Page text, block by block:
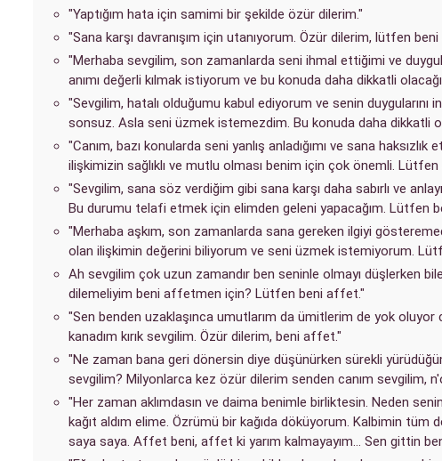
"Yaptığım hata için samimi bir şekilde özür dilerim."
"Sana karşı davranışım için utanıyorum. Özür dilerim, lütfen
"Merhaba sevgilim, son zamanlarda seni ihmal ettiğimi ve
anımı değerli kılmak istiyorum ve bu konuda daha dikkatli
"Sevgilim, hatalı olduğumu kabul ediyorum ve senin
sonsuz. Asla seni üzmek istemezdim. Bu konuda daha dikkatli
"Canım, bazı konularda seni yanlış anladığımı ve sana
ilişkimizin sağlıklı ve mutlu olması benim için çok önemli.
"Sevgilim, sana söz verdiğim gibi sana karşı daha sabırlı ve
Bu durumu telafi etmek için elimden geleni yapacağım. Lütfen
"Merhaba aşkım, son zamanlarda sana gereken ilgiyi
olan ilişkimin değerini biliyorum ve seni üzmek istemiyorum.
Ah sevgilim çok uzun zamandır ben seninle olmayı düşlerken
dilemeliyim beni affetmen için? Lütfen beni affet."
"Sen benden uzaklaşınca umutlarım da ümitlerim de yok
kanadım kırık sevgilim. Özür dilerim, beni affet."
"Ne zaman bana geri dönersin diye düşünürken sürekli
sevgilim? Milyonlarca kez özür dilerim senden canım sevgilim,
"Her zaman aklımdasın ve daima benimle birliktesin. Neden
kağıt aldım elime. Özrümü bir kağıda döküyorum. Kalbimin tüm
saya saya. Affet beni, affet ki yarım kalmayayım… Sen gittin ben